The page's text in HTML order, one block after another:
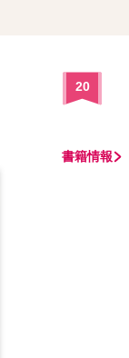
20
書籍情報